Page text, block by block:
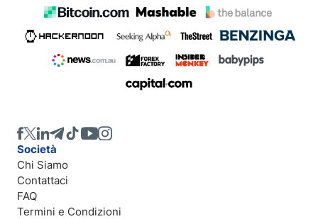
Società
Chi Siamo
Contattaci
FAQ
Termini e Condizioni